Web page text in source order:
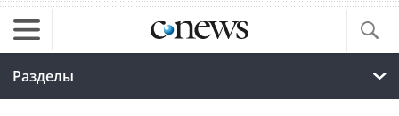
Разделы